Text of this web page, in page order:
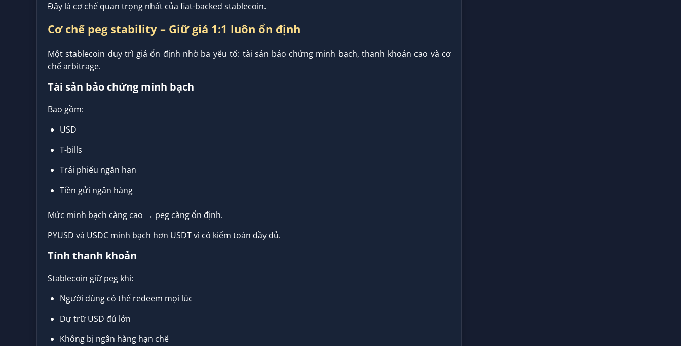
Đây là cơ chế quan trọng nhất của fiat-backed stablecoin.
Cơ chế peg stability – Giữ giá 1:1 luôn ổn định
Một stablecoin duy trì giá ổn định nhờ ba yếu tố: tài sản bảo chứng minh bạch, thanh khoản cao và cơ
chế arbitrage.
Tài sản bảo chứng minh bạch
Bao gồm:
USD
T-bills
Trái phiếu ngắn hạn
Tiền gửi ngân hàng
Mức minh bạch càng cao → peg càng ổn định.
PYUSD và USDC minh bạch hơn USDT vì có kiểm toán đầy đủ.
Tính thanh khoản
Stablecoin giữ peg khi:
Người dùng có thể redeem mọi lúc
Dự trữ USD đủ lớn
Không bị ngân hàng hạn chế